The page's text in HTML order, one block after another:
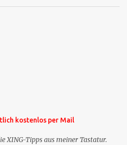
kostenlos per Mail
XING-Tipps aus meiner Tastatur.